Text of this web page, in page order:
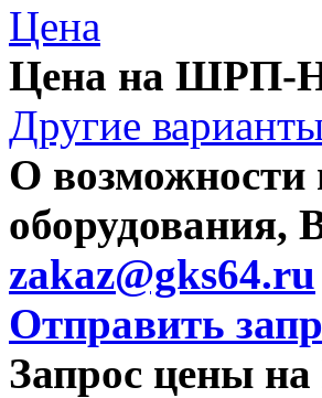
Цена
Цена на ШРП-
Другие
О возможности
оборудования,
zakaz@gks64.ru
Отправить
Запрос цены